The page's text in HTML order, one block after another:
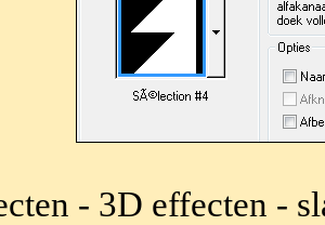
- 3D effecten -